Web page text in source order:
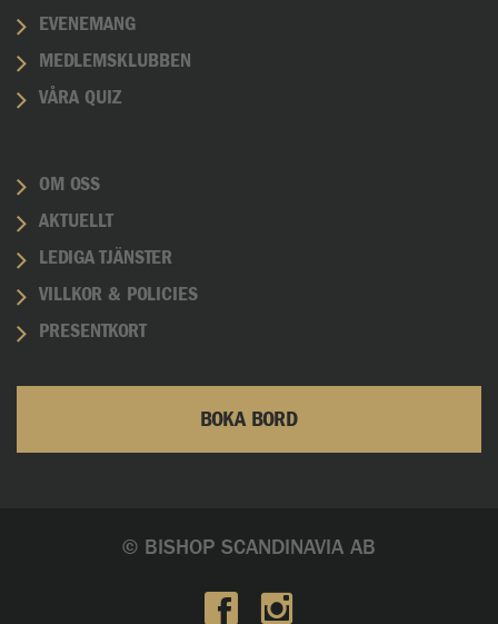
EVENEMANG
MEDLEMSKLUBBEN
VÅRA QUIZ
OM OSS
AKTUELLT
LEDIGA TJÄNSTER
VILLKOR & POLICIES
PRESENTKORT
BOKA BORD
© BISHOP SCANDINAVIA AB